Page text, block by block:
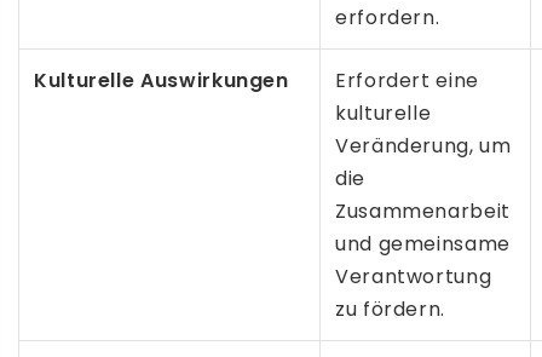
erfordern.
Kulturelle Auswirkungen
Erfordert eine
kulturelle
Veränderung, um
die
Zusammenarbeit
und gemeinsame
Verantwortung
zu fördern.